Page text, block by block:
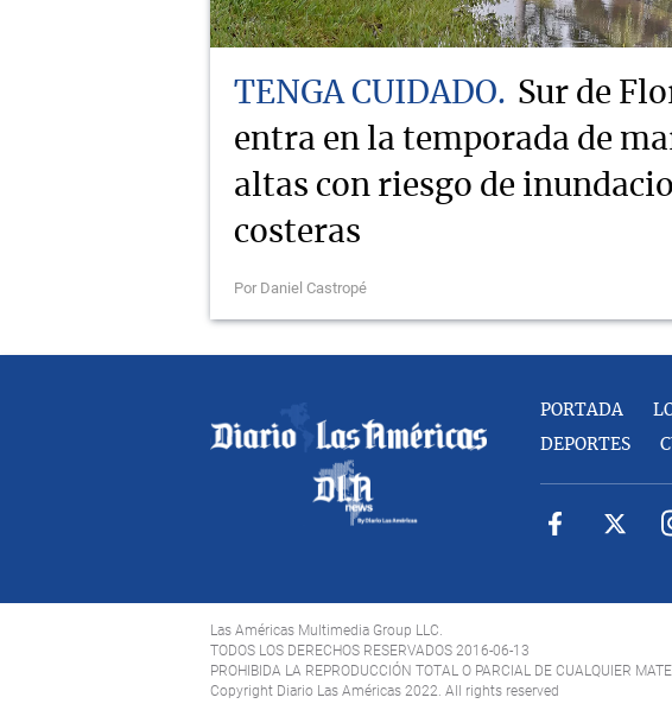
TENGA CUIDADO
Sur de
entra en la temporada de
altas con riesgo de
costeras
Por Daniel Castropé
PORTADA
DEPORTES
Las Américas Multimedia Group LLC.
TODOS LOS DERECHOS RESERVADOS 2016-06-13
PROHIBIDA LA REPRODUCCIÓN TOTAL O PARCIAL DE CUALQUIER
Copyright Diario Las Américas 2022. All rights reserved